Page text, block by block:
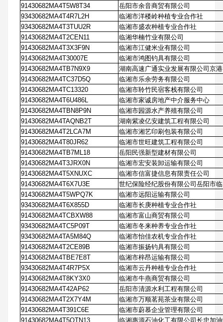
91430682MA4T5W8T34
岳阳市余音商贸有限公司
93430682MA4T4R7L2H
临湘市洋楼岭种植专业合作社
93430682MA4T3TUU2R
临湘市盛农种植专业合作社
91430682MA4T2CEN11
临湘华楠竹业有限公司
91430682MA4T3X3F9N
临湘市江健米业有限公司
91430682MA4T30007E
临湘市鸿图钓具有限公司
91430682MA4TB7N9X9
湖南高速广通实业发展有限公司京港
91430682MA4TC37D5Q
临湘市乐余劳务有限公司
91430682MA4TC13320
临湘市聆竹民宿客栈有限公司
91430682MA4T6U486L
临湘市家诚房地产中介服务中心
91430682MA4TBN8P9N
临湘市园源水产养殖有限公司
91430682MA4TAQNB2T
湖南紫凌亿安建筑工程有限公司
91430682MA4T2LCA7M
临湘市湘艺印刷包装有限公司
91430682MA4T80JR62
临湘市世旺建筑工程有限公司
91430682MA4TB7ML18
岳阳民强新型建材有限公司
91430682MA4T3JRX0N
临湘市宏安装卸运输有限公司
91430682MA4T5XNUXC
临湘市信富捷信息有限责任公司
91430682MA4T6X7U3E
世纪保险经纪股份有限公司岳阳市临
91430682MA4T5WPQ7K
临湘市远阳运输有限公司
93430682MA4T6X855D
临湘市长庚种植专业合作社
91430682MA4TCBXW88
临湘市富山商贸有限公司
93430682MA4TC5P09T
临湘市冬来种养专业合作社
93430682MA4TA5M84Q
临湘市怡佳农机专业合作社
91430682MA4T2CE89B
临湘市振扬钓具有限公司
91430682MA4TBE7E8T
临湘市梓昂运输有限公司
93430682MA4T4R7P5X
临湘市云丹种植专业合作社
91430682MA4T8KY3X0
临湘市牛燕商贸有限公司
91430682MA4T42AP62
岳阳市清源水利工程有限公司
91430682MA4T2X7Y4M
临湘市万顺茗苑茶业有限公司
91430682MA4T391C6E
临湘市蔚慕企业管理有限公司
91430682MA4T5QTN13
临湘惠源石油化工有限公司长忠加